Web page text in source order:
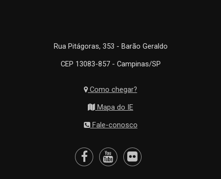
Rua Pitágoras, 353 - Barão Geraldo
CEP 13083-857 - Campinas/SP
Como chegar?
Mapa do IE
Fale-conosco